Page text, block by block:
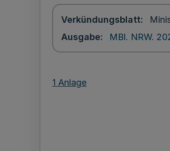
Verkündungsblatt
Ausgabe
MBl. NRW.
1 Anlage